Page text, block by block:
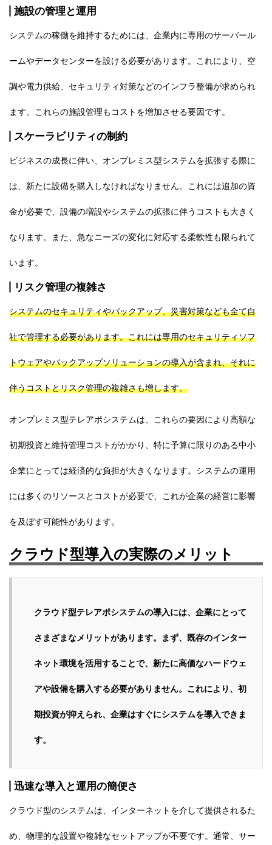
施設の管理と運用
システムの稼働を維持するためには、企業内に専用のサーバール
ームやデータセンターを設ける必要があります。これにより、空
調や電力供給、セキュリティ対策などのインフラ整備が求められ
ます。これらの施設管理もコストを増加させる要因です。
スケーラビリティの制約
ビジネスの成長に伴い、オンプレミス型システムを拡張する際に
は、新たに設備を購入しなければなりません。これには追加の資
金が必要で、設備の増設やシステムの拡張に伴うコストも大きく
なります。また、急なニーズの変化に対応する柔軟性も限られて
います。
リスク管理の複雑さ
システムのセキュリティやバックアップ、災害対策なども全て自
社で管理する必要があります。これには専用のセキュリティソフ
トウェアやバックアップソリューションの導入が含まれ、それに
伴うコストとリスク管理の複雑さも増します。
オンプレミス型テレアポシステムは、これらの要因により高額な
初期投資と維持管理コストがかかり、特に予算に限りのある中小
企業にとっては経済的な負担が大きくなります。システムの運用
には多くのリソースとコストが必要で、これが企業の経営に影響
を及ぼす可能性があります。
クラウド型導入の実際のメリット
クラウド型テレアポシステムの導入には、企業にとって
さまざまなメリットがあります。まず、既存のインター
ネット環境を活用することで、新たに高価なハードウェ
アや設備を購入する必要がありません。これにより、初
期投資が抑えられ、企業はすぐにシステムを導入できま
す。
迅速な導入と運用の簡便さ
クラウド型のシステムは、インターネットを介して提供されるた
め、物理的な設置や複雑なセットアップが不要です。通常、サー